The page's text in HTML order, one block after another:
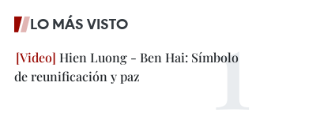
LO MÁS VISTO
Hien Luong - Ben Hai: Símbolo
de reunificación y paz